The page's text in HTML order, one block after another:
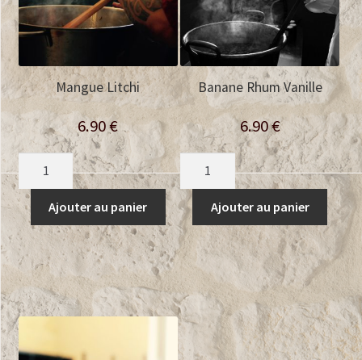
Mangue Litchi
6.90€
de
Mangue
Litchi
Ajouter au panier
Banane Rhum Vanille
6.90€
de
Banane
Rhum
Vanille
Ajouter au panier